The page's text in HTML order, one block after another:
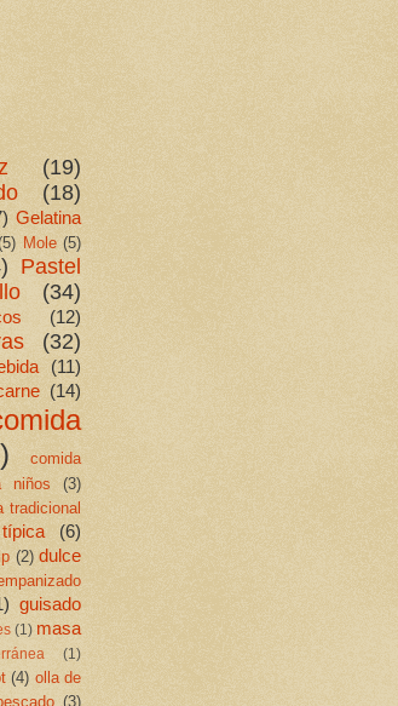
(19)
(18)
Gelatina
Mole (5)
Pastel
(34)
(12)
(32)
(11)
(14)
comida
niños (3)
tradicional
(6)
(2) dulce
guisado
(1) masa
(1)
(4) olla de
(3)